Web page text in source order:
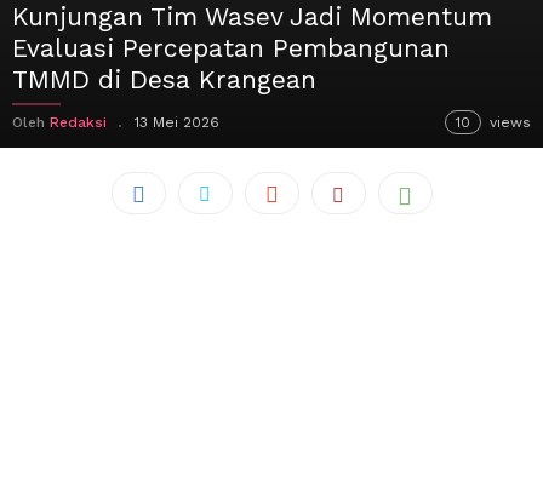
Kunjungan Tim Wasev Jadi Momentum
Evaluasi Percepatan Pembangunan
TMMD di Desa Krangean
Oleh Redaksi 13 Mei 2026 10 views